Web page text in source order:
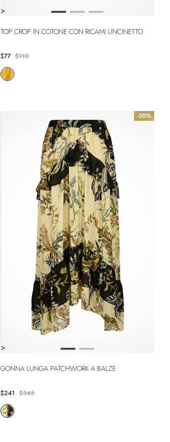
>
TOP CROP IN COTONE CON RICAMI UNCINETTO
$77 $110
-30%
>
GONNA LUNGA PATCHWORK A BALZE
$241 $345